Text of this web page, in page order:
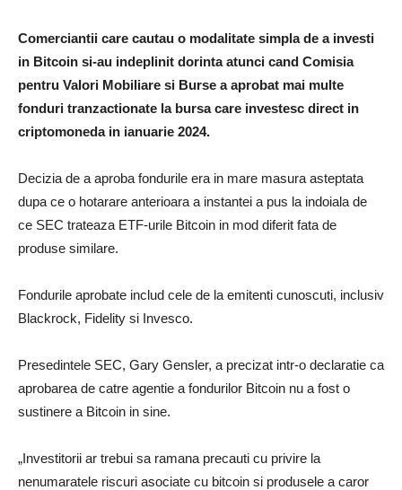
Comerciantii care cautau o modalitate simpla de a investi
in Bitcoin si-au indeplinit dorinta atunci cand Comisia
pentru Valori Mobiliare si Burse a aprobat mai multe
fonduri tranzactionate la bursa care investesc direct in
criptomoneda in ianuarie 2024.
Decizia de a aproba fondurile era in mare masura asteptata
dupa ce o hotarare anterioara a instantei a pus la indoiala de
ce SEC trateaza ETF-urile Bitcoin in mod diferit fata de
produse similare.
Fondurile aprobate includ cele de la emitenti cunoscuti, inclusiv
Blackrock, Fidelity si Invesco.
Presedintele SEC, Gary Gensler, a precizat intr-o declaratie ca
aprobarea de catre agentie a fondurilor Bitcoin nu a fost o
sustinere a Bitcoin in sine.
„Investitorii ar trebui sa ramana precauti cu privire la
nenumaratele riscuri asociate cu bitcoin si produsele a caror